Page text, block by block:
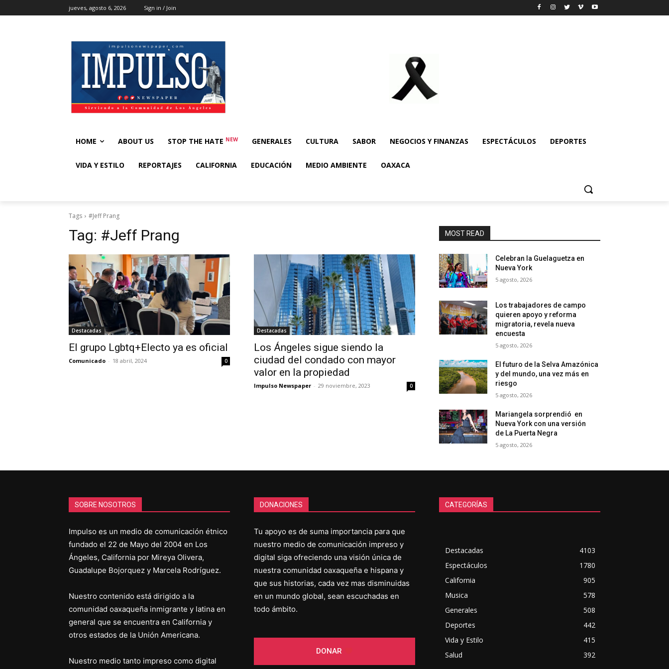
jueves, agosto 6, 2026 Sign in / Join
HOME ABOUT US STOP THE HATE NEW GENERALES CULTURA SABOR NEGOCIOS Y FINANZAS ESPECTÁCULOS DEPORTES
VIDA Y ESTILO REPORTAJES CALIFORNIA EDUCACIÓN MEDIO AMBIENTE OAXACA
Tags #Jeff Prang
Tag: #Jeff Prang
Destacadas
El grupo Lgbtq+Electo ya es oficial
Comunicado - 18 abril, 2024 0
Destacadas
Los Ángeles sigue siendo la
ciudad del condado con mayor
valor en la propiedad
Impulso Newspaper - 29 noviembre, 2023 0
MOST READ
Celebran la Guelaguetza en
Nueva York
5 agosto, 2026
Los trabajadores de campo
quieren apoyo y reforma
migratoria, revela nueva
encuesta
5 agosto, 2026
El futuro de la Selva Amazónica
y del mundo, una vez más en
riesgo
5 agosto, 2026
Mariangela sorprendió en
Nueva York con una versión
de La Puerta Negra
5 agosto, 2026
SOBRE NOSOTROS
Impulso es un medio de comunicación étnico
fundado el 22 de Mayo del 2004 en Los
Ángeles, California por Mireya Olivera,
Guadalupe Bojorquez y Marcela Rodríguez.
Nuestro contenido está dirigido a la
comunidad oaxaqueña inmigrante y latina en
general que se encuentra en California y
otros estados de la Unión Americana.
Nuestro medio tanto impreso como digital
DONACIONES
Tu apoyo es de suma importancia para que
nuestro medio de comunicación impreso y
digital siga ofreciendo una visión única de
nuestra comunidad oaxaqueña e hispana y
que sus historias, cada vez mas disminuidas
en un mundo global, sean escuchadas en
todo ámbito.
DONAR
CATEGORÍAS
Destacadas
4103
Espectáculos
1780
California
905
Musica
578
Generales
508
Deportes
442
Vida y Estilo
415
Salud
392